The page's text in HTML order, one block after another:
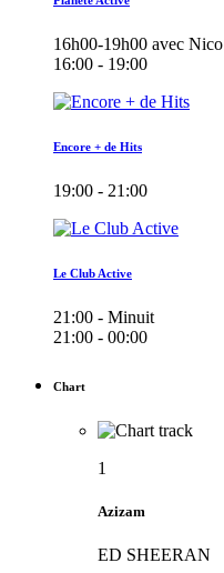
16h00-19h00 avec Nico
16:00 - 19:00
Encore + de Hits
19:00 - 21:00
Le Club Active
21:00 - Minuit
21:00 - 00:00
Chart
1
Azizam
ED SHEERAN